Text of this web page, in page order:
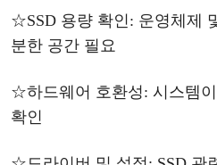
☆SSD 용량 확인: 운영체제
분한 공간 필요
☆하드웨어 호환성: 시스템
확인